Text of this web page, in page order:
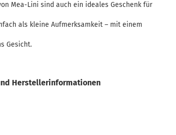
Mea-Lini sind auch ein ideales Geschenk für
als kleine Aufmerksamkeit – mit einem
Gesicht.
Herstellerinformationen